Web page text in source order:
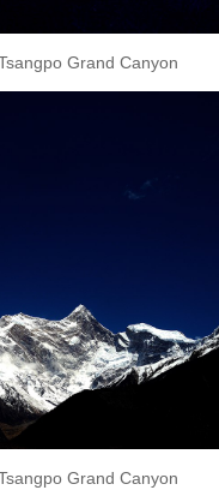
Grand Canyon
Grand Canyon